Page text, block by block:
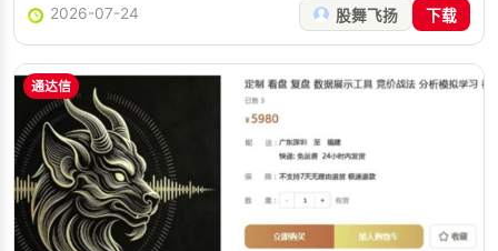
2026-07-24 股舞飞扬 下载
通达信